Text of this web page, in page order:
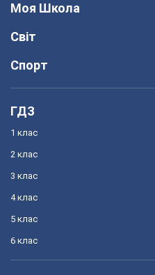
Моя Школа
Світ
Спорт
ГДЗ
1 клас
2 клас
3 клас
4 клас
5 клас
6 клас